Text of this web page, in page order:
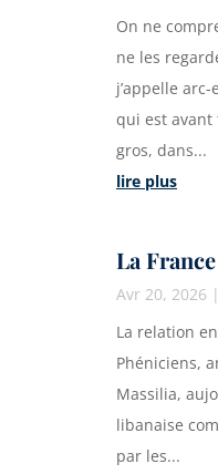
On ne
ne les
j’appelle
qui est
gros, dans...
lire plus
La
Avr 20, 2026
La relation
Phéniciens,
Massilia,
libanaise
par les...